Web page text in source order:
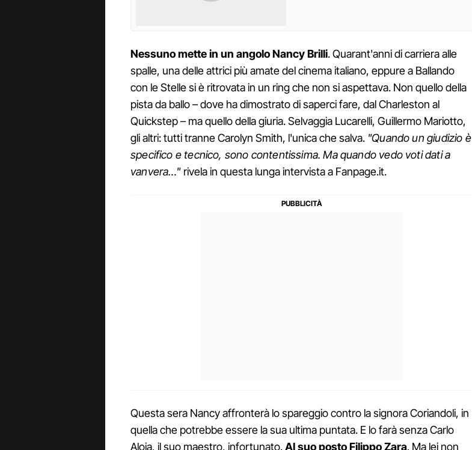
Nessuno mette in un angolo Nancy Brilli. Quarant'anni di carriera alle
spalle, una delle attrici più amate del cinema italiano, eppure a Ballando
con le Stelle si è ritrovata in un ring che non si aspettava. Non quello della
pista da ballo – dove ha dimostrato di saperci fare, dal Charleston al
Quickstep – ma quello della giuria. Selvaggia Lucarelli, Guillermo Mariotto,
gli altri: tutti tranne Carolyn Smith, l'unica che salva. "Quando un giudizio è
specifico e tecnico, sono contentissima. Ma quando vedo voti dati a
vanvera…" rivela in questa lunga intervista a Fanpage.it.
Questa sera Nancy affronterà lo spareggio contro la signora Coriandoli, in
quella che potrebbe essere la sua ultima puntata. E lo farà senza Carlo
Aloia, il suo maestro, infortunato.Al suo posto Filippo Zara. Ma lei non